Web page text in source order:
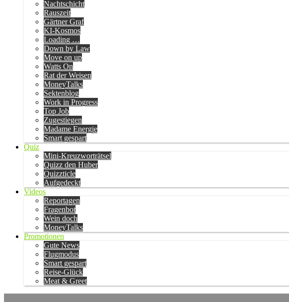
Nachtschicht
Rauszeit
Gärtner Graf
KI-Kosmos
Loading …
Down by Law
Move on up
Watts On
Rat der Weisen
MoneyTalks
Sektenblog
Work in Progress
Top Job
Zugestiegen
Madame Energie
Smart gespart
Quiz
Mini-Kreuzworträtsel
Quizz den Huber
Quizzticle
Aufgedeckt
Videos
Reportagen
Fragenbot
Wein doch
MoneyTalks
Promotionen
Gute News
Flugmodus
Smart gespart
Reise-Glück
Meat & Greet